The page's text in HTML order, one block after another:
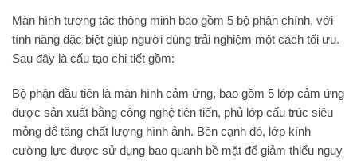
Màn hình tương tác thông minh bao gồm 5 bộ phận chính, với
tính năng đặc biệt giúp người dùng trải nghiệm một cách tối ưu.
Sau đây là cấu tạo chi tiết gồm:
Bộ phận đầu tiên là màn hình cảm ứng, bao gồm 5 lớp cảm ứng
được sản xuất bằng công nghệ tiên tiến, phủ lớp cấu trúc siêu
mỏng để tăng chất lượng hình ảnh. Bên cạnh đó, lớp kính
cường lực được sử dụng bao quanh bề mặt để giảm thiểu nguy